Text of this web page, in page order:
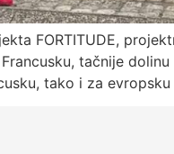
FORTITUDE,
tačnije
tako i za